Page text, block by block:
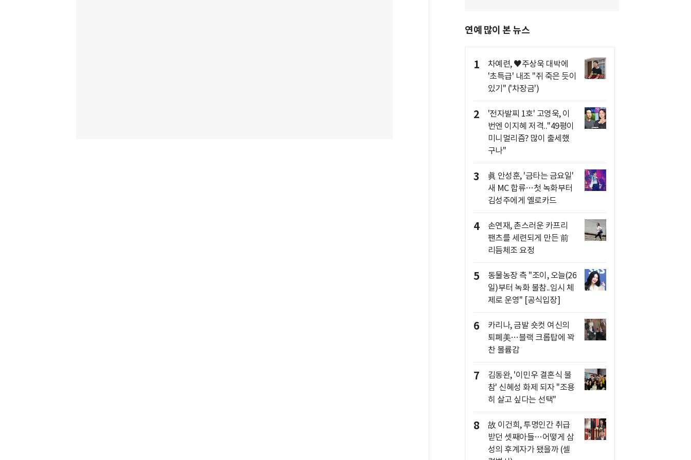
연예 많이 본 뉴스
1
차예련, ♥주상욱 대박에
'초특급' 내조 "쥐 죽은 듯이
있기" ('차장금')
2
'전자발찌 1호' 고영욱, 이
번엔 이지혜 저격.."49평이
미니멀리즘? 많이 출세했
구나"
3
眞 안성훈, '금타는 금요일'
새 MC 합류…첫 녹화부터
김성주에게 옐로카드
4
손연재, 촌스러운 카프리
팬츠를 세련되게 만든 前
리듬체조 요정
5
동물농장 측 "조이, 오늘(26
일)부터 녹화 불참..임시 체
제로 운영" [공식입장]
6
카리나, 금발 숏컷 여신의
퇴폐美…블랙 크롭탑에 꽉
찬 볼륨감
7
김동완, '이민우 결혼식 불
참' 신혜성 화제 되자 "조용
히 살고 싶다는 선택"
8
故 이건희, 투명인간 취급
받던 셋째아들…어떻게 삼
성의 후계자가 됐을까 (셀